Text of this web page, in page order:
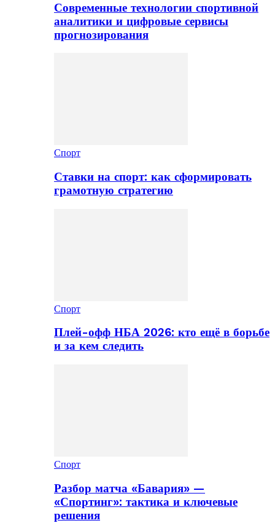
Современные технологии спортивной
аналитики и цифровые сервисы
прогнозирования
Спорт
Ставки на спорт: как сформировать
грамотную стратегию
Спорт
Плей-офф НБА 2026: кто ещё в борьбе
и за кем следить
Спорт
Разбор матча «Бавария» —
«Спортинг»: тактика и ключевые
решения